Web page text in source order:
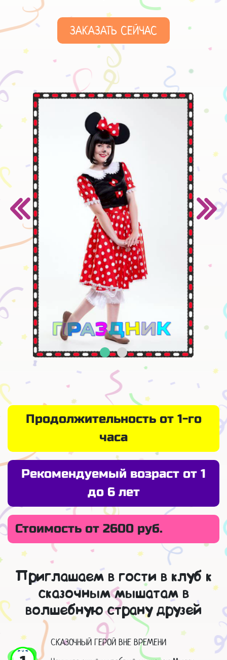
ЗАКАЗАТЬ СЕЙЧАС
Продолжительность от 1-го
часа
Рекомендуемый возраст от 1
до 6 лет
Стоимость от 2600 руб.
Приглашаем в гости в клуб к
сказочным мышатам в
волшебную страну друзей
СКАЗОЧНЫЙ ГЕРОЙ ВНЕ ВРЕМЕНИ